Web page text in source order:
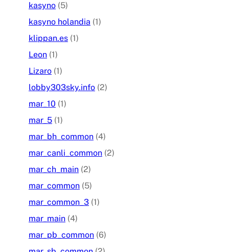
kasyno (5)
kasyno holandia (1)
klippan.es (1)
Leon (1)
Lizaro (1)
lobby303sky.info (2)
mar_10 (1)
mar_5 (1)
mar_bh_common (4)
mar_canli_common (2)
mar_ch_main (2)
mar_common (5)
mar_common_3 (1)
mar_main (4)
mar_pb_common (6)